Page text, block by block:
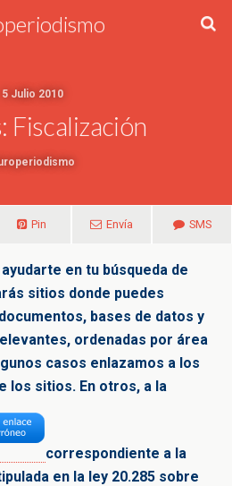
5 Julio 2010
Fiscalización
Pin Envía SMS
en tu búsqueda de
sitios donde puedes
bases de datos y
ordenadas por área
casos enlazamos a los
los sitios. En otros, a la
correspondiente a la
en la ley 20.285 sobre